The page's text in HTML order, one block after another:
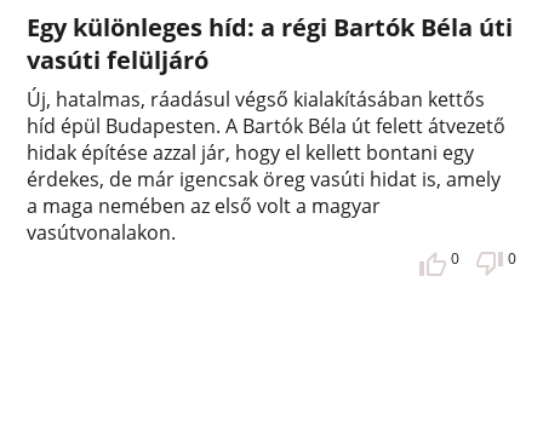
Egy különleges híd: a régi Bartók Béla úti
vasúti felüljáró
Új, hatalmas, ráadásul végső kialakításában kettős
híd épül Budapesten. A Bartók Béla út felett átvezető
hidak építése azzal jár, hogy el kellett bontani egy
érdekes, de már igencsak öreg vasúti hidat is, amely
a maga nemében az első volt a magyar
vasútvonalakon.
0 0